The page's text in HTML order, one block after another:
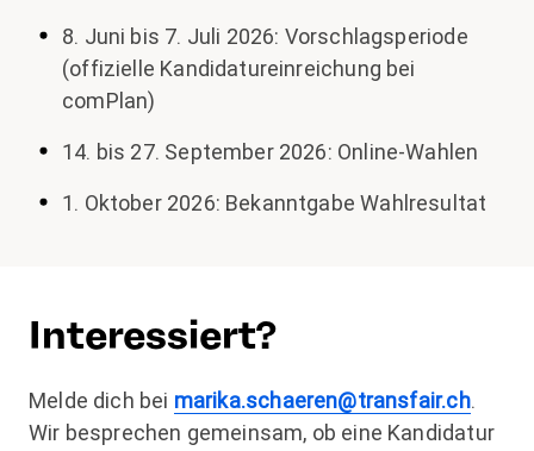
8. Juni bis 7. Juli 2026: Vorschlagsperiode
(offizielle Kandidatureinreichung bei
comPlan)
14. bis 27. September 2026: Online-Wahlen
1. Oktober 2026: Bekanntgabe Wahlresultat
Interessiert?
Melde dich bei marika.schaeren@transfair.ch.
Wir besprechen gemeinsam, ob eine Kandidatur